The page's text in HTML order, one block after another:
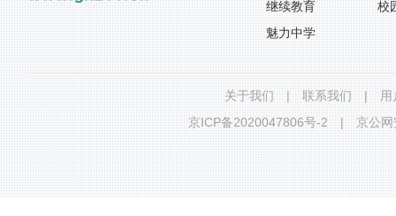
继续教育
魅力中学
校
关于我们 | 联系我们 |
用
京ICP备2020047806号-2
| 京公